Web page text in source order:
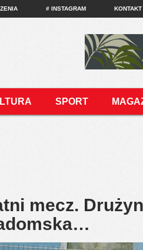
# INSTAGRAM KONTAKT
SPORT
mecz.